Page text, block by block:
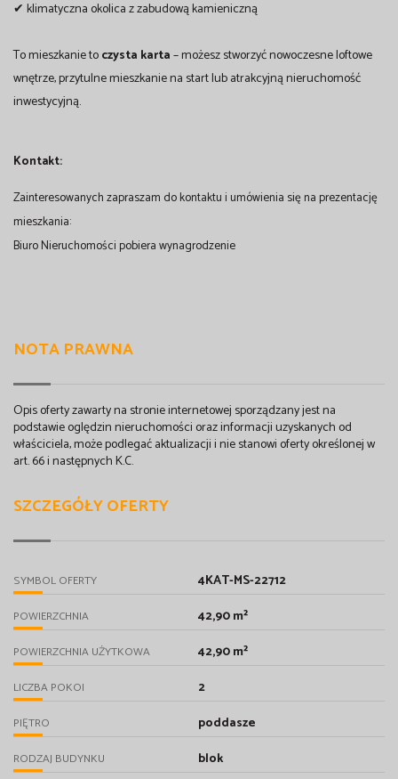
✔ klimatyczna okolica z zabudową kamieniczną
To mieszkanie toczysta karta– możesz stworzyć nowoczesne loftowe
wnętrze, przytulne mieszkanie na start lub atrakcyjną nieruchomość
inwestycyjną.
Kontakt:
Zainteresowanych zapraszam do kontaktu i umówienia się na prezentację
mieszkania:
Biuro Nieruchomości pobiera wynagrodzenie
NOTA PRAWNA
Opis oferty zawarty na stronie internetowej sporządzany jest na
podstawie oględzin nieruchomości oraz informacji uzyskanych od
właściciela, może podlegać aktualizacji i nie stanowi oferty określonej w
art. 66 i następnych K.C.
SZCZEGÓŁY OFERTY
SYMBOL OFERTY 4KAT-MS-22712
POWIERZCHNIA 42,90 m²
POWIERZCHNIA UŻYTKOWA 42,90 m²
LICZBA POKOI 2
PIĘTRO poddasze
RODZAJ BUDYNKU blok